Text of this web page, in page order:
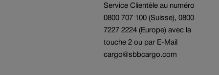
Service Clientèle au numéro
0800 707 100 (Suisse), 0800
7227 2224 (Europe) avec la
touche 2 ou par E-Mail
cargo@sbbcargo.com